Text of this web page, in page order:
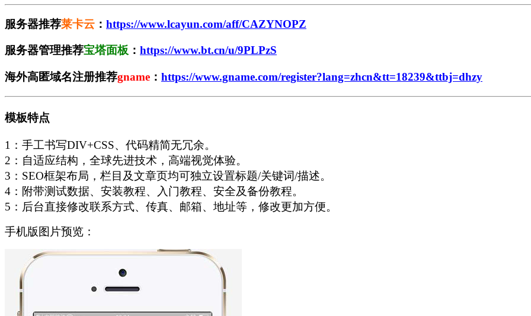
服务器推荐莱卡云 ： https://www.lcayun.com/aff/CAZYNOPZ
服务器管理推荐宝塔面板 ： https://www.bt.cn/u/9PLPzS
海外高匿域名注册推荐gname ： https://www.gname.com/register?lang=zhcn&tt=18239&ttbj=dhzy
模板特点
1：手工书写DIV+CSS、代码精简无冗余。
2：自适应结构，全球先进技术，高端视觉体验。
3：SEO框架布局，栏目及文章页均可独立设置标题/关键词/描述。
4：附带测试数据、安装教程、入门教程、安全及备份教程。
5：后台直接修改联系方式、传真、邮箱、地址等，修改更加方便。
手机版图片预览：